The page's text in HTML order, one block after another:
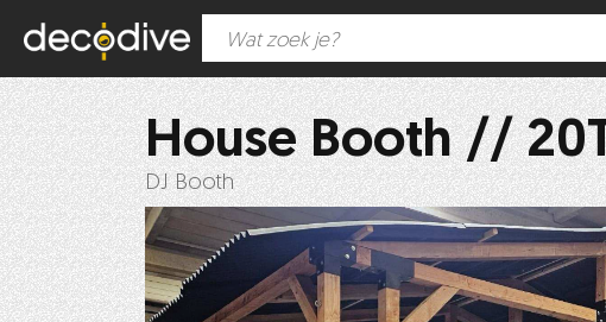
House Booth //
DJ Booth